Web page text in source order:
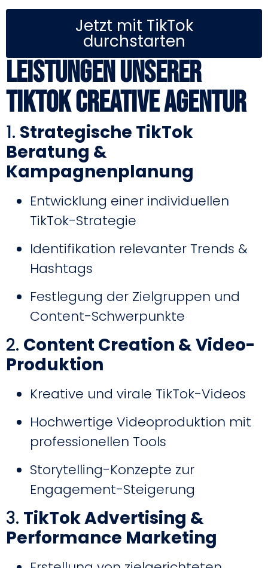
Jetzt mit TikTok
durchstarten
Leistungen unserer
TikTok Creative Agentur
1. Strategische TikTok
Beratung &
Kampagnenplanung
Entwicklung einer individuellen
TikTok-Strategie
Identifikation relevanter Trends &
Hashtags
Festlegung der Zielgruppen und
Content-Schwerpunkte
2. Content Creation & Video-
Produktion
Kreative und virale TikTok-Videos
Hochwertige Videoproduktion mit
professionellen Tools
Storytelling-Konzepte zur
Engagement-Steigerung
3. TikTok Advertising &
Performance Marketing